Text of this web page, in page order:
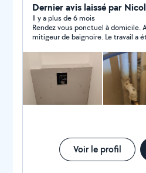
toujours une estimation à
qui vous évite les mauvaises
incluent toutes les taxes le
et je respecte toujours ce
d'une facture après chaque
chèque ou en espèces une
décline une offre c'est
en-dehors de la zone que
N'hésitez pas à me
Dernier avis laissé par
Il y a plus de 6 mois
Rendez vous ponctuel à domicile.
mitigeur de baignoire. Le travail a
Voir le profil